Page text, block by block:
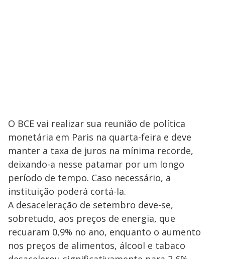
O BCE vai realizar sua reunião de política
monetária em Paris na quarta-feira e deve
manter a taxa de juros na mínima recorde,
deixando-a nesse patamar por um longo
período de tempo. Caso necessário, a
instituição poderá cortá-la.
A desaceleração de setembro deve-se,
sobretudo, aos preços de energia, que
recuaram 0,9% no ano, enquanto o aumento
nos preços de alimentos, álcool e tabaco